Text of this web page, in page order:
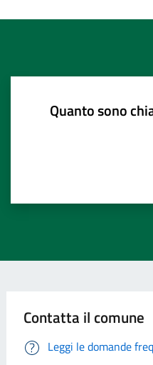
Quanto sono
Contatta il comune
Leggi le domande